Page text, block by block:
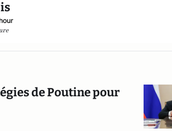
de Poutine pour